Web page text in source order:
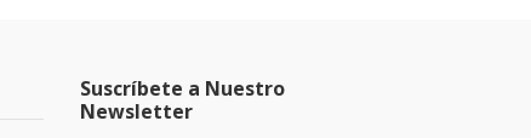
Suscríbete a Nuestro
Newsletter